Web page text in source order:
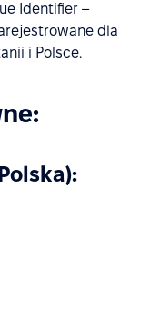
Identifier –
dla
i Polsce.